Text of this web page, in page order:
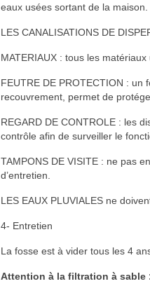
eaux usées sortant de la maison.
LES CANALISATIONS DE
MATERIAUX : tous les
FEUTRE DE PROTECTION : un
recouvrement, permet de
REGARD DE CONTROLE : les
contrôle afin de surveiller le
TAMPONS DE VISITE : ne pas
d’entretien.
LES EAUX PLUVIALES ne
4- Entretien
La fosse est à vider tous les 4
Attention à la filtration à sable